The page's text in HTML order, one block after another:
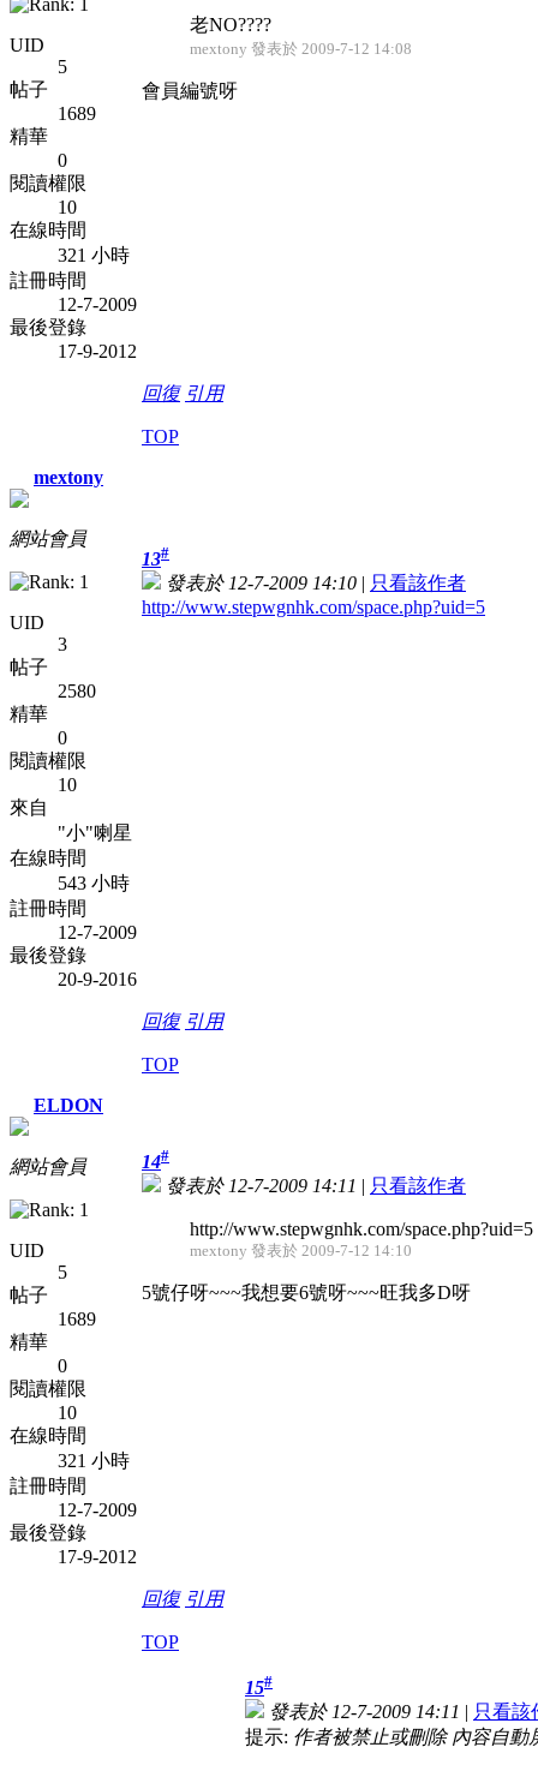
UID
5
帖子
1689
精華
0
閱讀權限
10
在線時間
321 小時
註冊時間
12-7-2009
最後登錄
17-9-2012
老NO????
mextony 發表於 2009-7-12 14:08
會員編號呀
回復 引用
TOP
mextony
網站會員
UID
3
帖子
2580
精華
0
閱讀權限
10
來自
"小"喇星
在線時間
543 小時
註冊時間
12-7-2009
最後登錄
20-9-2016
13#
發表於 12-7-2009 14:10 | 只看該作者
http://www.stepwgnhk.com/space.php?uid=5
回復 引用
TOP
ELDON
網站會員
UID
5
帖子
1689
精華
0
閱讀權限
10
在線時間
321 小時
註冊時間
12-7-2009
最後登錄
17-9-2012
14#
發表於 12-7-2009 14:11 | 只看該作者
http://www.stepwgnhk.com/space.php?uid=5
mextony 發表於 2009-7-12 14:10
5號仔呀~~~我想要6號呀~~~旺我多D呀
回復 引用
TOP
15#
發表於 12-7-2009 14:11 | 只看該
提示: 作者被禁止或刪除 內容自動